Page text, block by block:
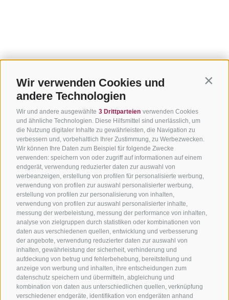
Wir verwenden Cookies und
andere Technologien
Wir und andere ausgewählte 3 Drittparteien verwenden Cookies
und ähnliche Technologien. Diese Hilfsmittel sind unerlässlich, um
die Nutzung digitaler Inhalte zu gewährleisten, die Navigation zu
verbessern und, vorbehaltlich Ihrer Zustimmung, zu Werbezwecken.
Wir können Ihre Daten zum Beispiel für folgende Zwecke
verwenden: speichern von oder zugriff auf informationen auf einem
endgerät, verwendung reduzierter daten zur auswahl von
werbeanzeigen, erstellung von profilen für personalisierte werbung,
verwendung von profilen zur auswahl personalisierter werbung,
erstellung von profilen zur personalisierung von inhalten,
verwendung von profilen zur auswahl personalisierter inhalte,
messung der werbeleistung, messung der performance von inhalten,
analyse von zielgruppen durch statistiken oder kombinationen von
daten aus verschiedenen quellen, entwicklung und verbesserung
der angebote, verwendung reduzierter daten zur auswahl von
inhalten, gewährleistung der sicherheit, verhinderung und
aufdeckung von betrug und fehlerbehebung, bereitstellung und
anzeige von werbung und inhalten, ihre entscheidungen zum
datenschutz speichern und übermitteln, abgleichung und
kombination von daten aus unterschiedlichen quellen, verknüpfung
verschiedener endgeräte, identifikation von endgeräten anhand